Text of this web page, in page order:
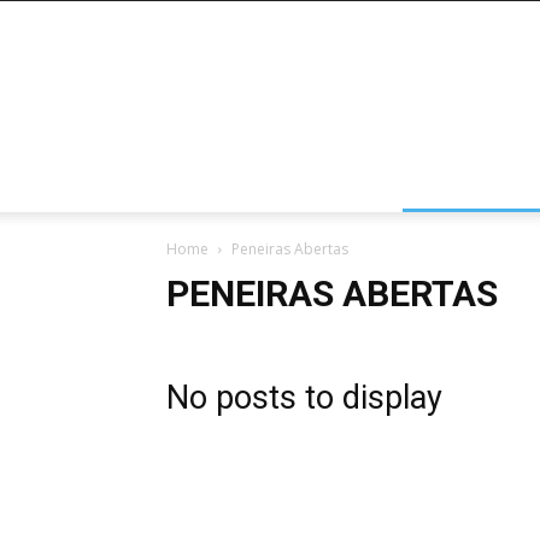
Home Peneiras Abertas
PENEIRAS ABERTAS
No posts to display